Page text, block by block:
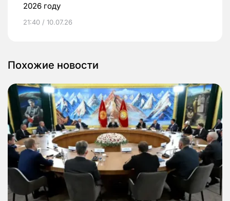
2026 году
21:40 / 10.07.26
Похожие новости